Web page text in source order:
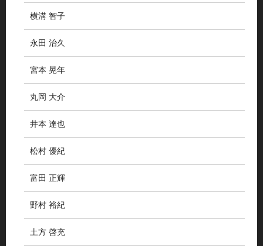
横溝 智子
永田 治久
宮本 晃年
丸岡 大介
井本 達也
松村 優紀
富田 正輝
野村 裕紀
土方 啓充